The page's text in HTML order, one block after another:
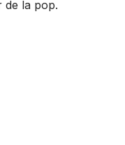
de la pop.